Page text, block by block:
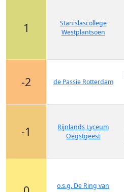
1
Stanislascollege
Westplantsoen
-2 de Passie Rotterdam
-1
Rijnlands Lyceum
Oegstgeest
o.s.g. De Ring van